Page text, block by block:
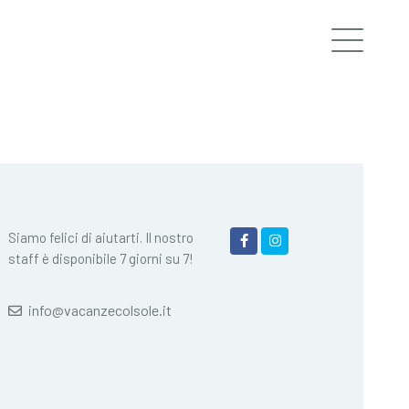
Siamo felici di aiutarti. Il nostro
staff è disponibile 7 giorni su 7!
info@vacanzecolsole.it